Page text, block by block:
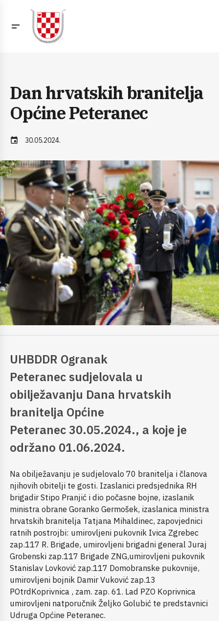
Dan hrvatskih branitelja
Općine Peteranec
event 30.05.2024.
UHBDDR Ogranak
Peteranec sudjelovala u
obilježavanju Dana hrvatskih
branitelja Općine
Peteranec 30.05.2024., a koje je
održano 01.06.2024.
Na obilježavanju je sudjelovalo 70 branitelja i članova
njihovih obitelji te gosti. Izaslanici predsjednika RH
brigadir Stipo Pranjić i dio počasne bojne, izaslanik
ministra obrane Goranko Germošek, izaslanica ministra
hrvatskih branitelja Tatjana Mihaldinec, zapovjednici
ratnih postrojbi: umirovljeni pukovnik Ivica Zgrebec
zap.117 R. Brigade, umirovljeni brigadni general Juraj
Grobenski zap.117 Brigade ZNG,umirovljeni pukovnik
Stanislav Lovković zap.117 Domobranske pukovnije,
umirovljeni bojnik Damir Vuković zap.13
POtrdKoprivnica , zam. zap. 61. Lad PZO Koprivnica
umirovljeni natporučnik Željko Golubić te predstavnici
Udruga Općine Peteranec.